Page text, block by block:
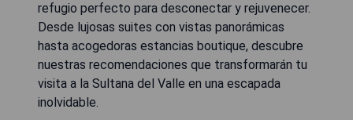
refugio perfecto para desconectar y rejuvenecer.
Desde lujosas suites con vistas panorámicas
hasta acogedoras estancias boutique, descubre
nuestras recomendaciones que transformarán tu
visita a la Sultana del Valle en una escapada
inolvidable.